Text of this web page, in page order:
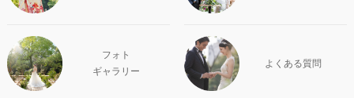
フォト
ギャラリー
よくある質問